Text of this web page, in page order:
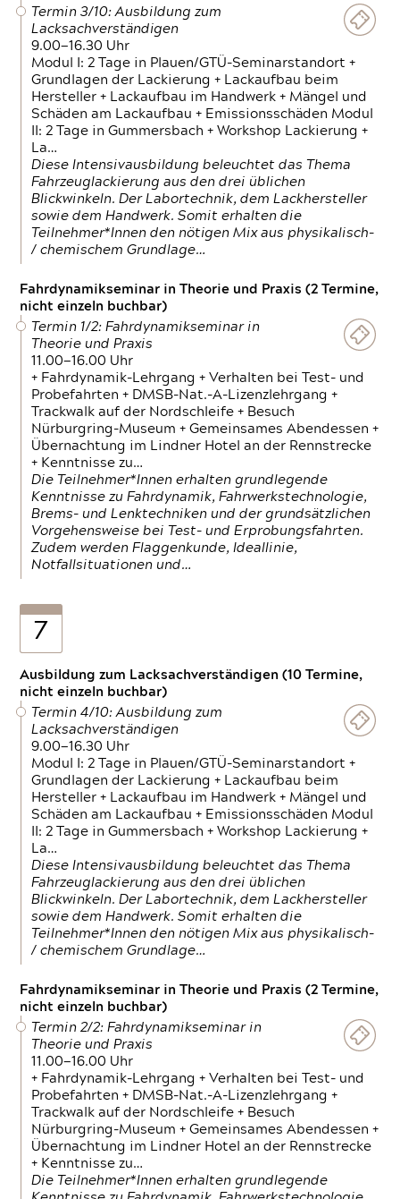
Termin 3/10: Ausbildung zum
Lacksachverständigen
9.00—16.30 Uhr
Modul I: 2 Tage in Plauen/GTÜ-Seminarstandort +
Grundlagen der Lackierung + Lackaufbau beim
Hersteller + Lackaufbau im Handwerk + Mängel und
Schäden am Lackaufbau + Emissionsschäden Modul
II: 2 Tage in Gummersbach + Workshop Lackierung +
La…
Diese Intensivausbildung beleuchtet das Thema
Fahrzeuglackierung aus den drei üblichen
Blickwinkeln. Der Labortechnik, dem Lackhersteller
sowie dem Handwerk. Somit erhalten die
Teilnehmer*Innen den nötigen Mix aus physikalisch-
/ chemischem Grundlage…
Fahrdynamikseminar in Theorie und Praxis (2 Termine,
nicht einzeln buchbar)
Termin 1/2: Fahrdynamikseminar in
Theorie und Praxis
11.00—16.00 Uhr
+ Fahrdynamik-Lehrgang + Verhalten bei Test- und
Probefahrten + DMSB-Nat.-A-Lizenzlehrgang +
Trackwalk auf der Nordschleife + Besuch
Nürburgring-Museum + Gemeinsames Abendessen +
Übernachtung im Lindner Hotel an der Rennstrecke
+ Kenntnisse zu…
Die Teilnehmer*Innen erhalten grundlegende
Kenntnisse zu Fahrdynamik, Fahrwerkstechnologie,
Brems- und Lenktechniken und der grundsätzlichen
Vorgehensweise bei Test- und Erprobungsfahrten.
Zudem werden Flaggenkunde, Ideallinie,
Notfallsituationen und…
7
Ausbildung zum Lacksachverständigen (10 Termine,
nicht einzeln buchbar)
Termin 4/10: Ausbildung zum
Lacksachverständigen
9.00—16.30 Uhr
Modul I: 2 Tage in Plauen/GTÜ-Seminarstandort +
Grundlagen der Lackierung + Lackaufbau beim
Hersteller + Lackaufbau im Handwerk + Mängel und
Schäden am Lackaufbau + Emissionsschäden Modul
II: 2 Tage in Gummersbach + Workshop Lackierung +
La…
Diese Intensivausbildung beleuchtet das Thema
Fahrzeuglackierung aus den drei üblichen
Blickwinkeln. Der Labortechnik, dem Lackhersteller
sowie dem Handwerk. Somit erhalten die
Teilnehmer*Innen den nötigen Mix aus physikalisch-
/ chemischem Grundlage…
Fahrdynamikseminar in Theorie und Praxis (2 Termine,
nicht einzeln buchbar)
Termin 2/2: Fahrdynamikseminar in
Theorie und Praxis
11.00—16.00 Uhr
+ Fahrdynamik-Lehrgang + Verhalten bei Test- und
Probefahrten + DMSB-Nat.-A-Lizenzlehrgang +
Trackwalk auf der Nordschleife + Besuch
Nürburgring-Museum + Gemeinsames Abendessen +
Übernachtung im Lindner Hotel an der Rennstrecke
+ Kenntnisse zu…
Die Teilnehmer*Innen erhalten grundlegende